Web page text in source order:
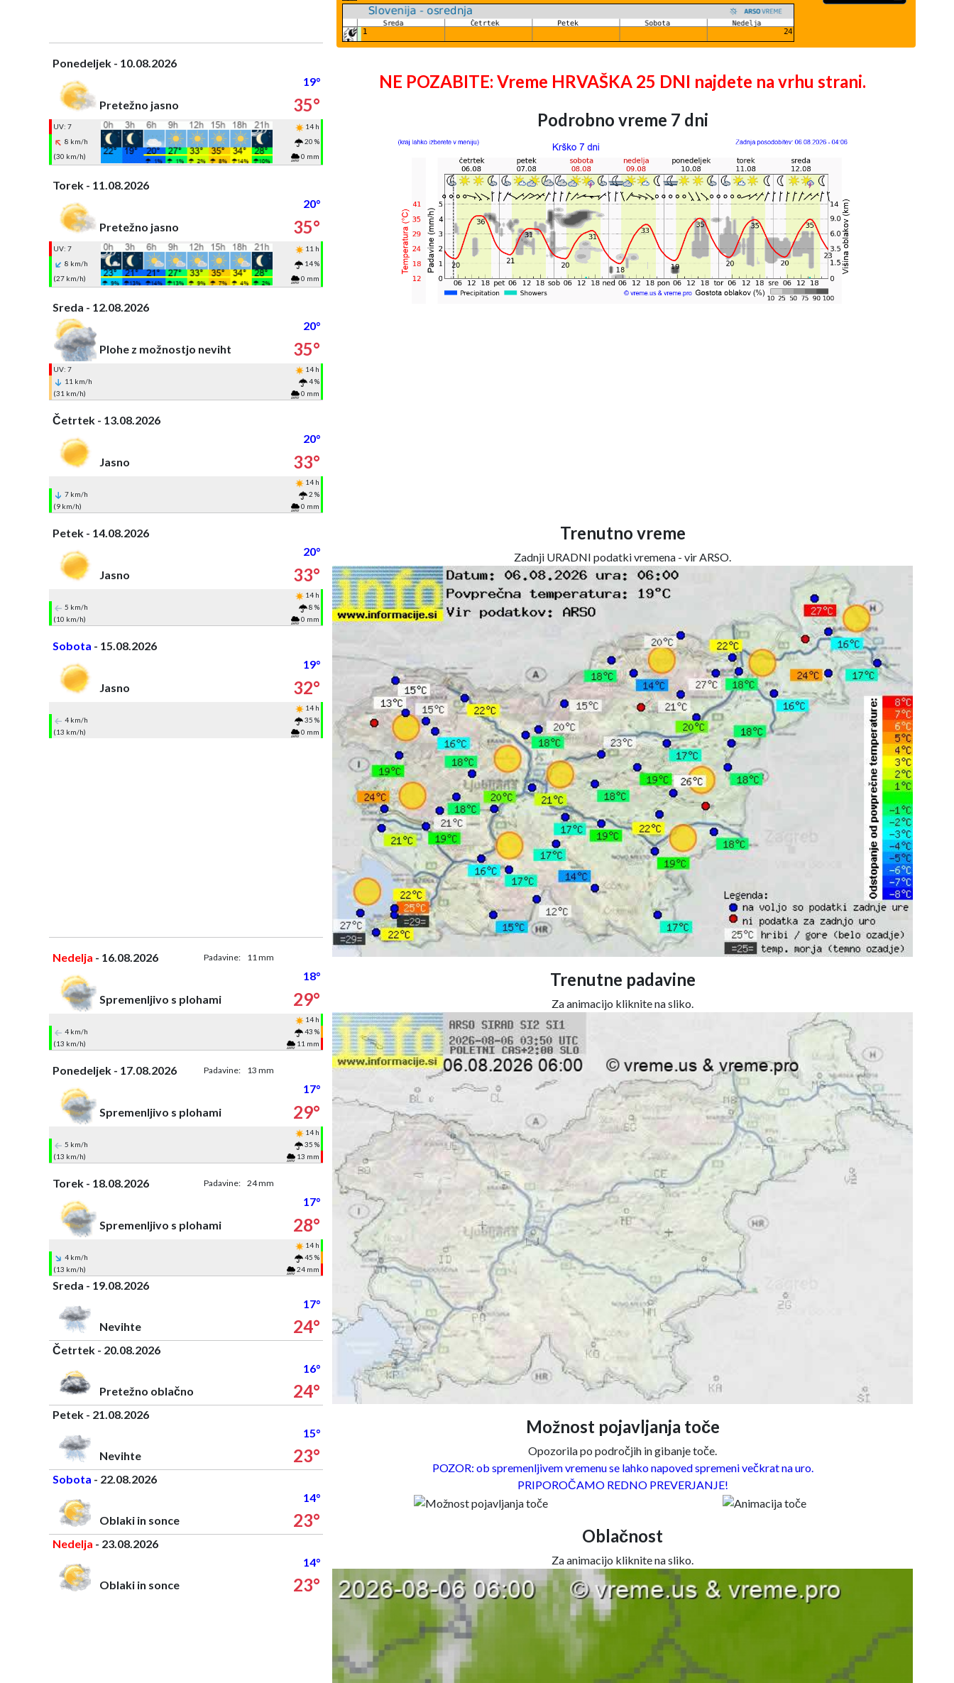
Ponedeljek - 10.08.2026
19°
Pretežno jasno
35°
UV: 7
14 h
8 km/h
20 %
(30 km/h)
0 mm
Torek - 11.08.2026
20°
Pretežno jasno
35°
UV: 7
11 h
8 km/h
14 %
(27 km/h)
0 mm
Sreda - 12.08.2026
20°
Plohe z možnostjo neviht
35°
UV: 7
14 h
11 km/h
4 %
(31 km/h)
0 mm
Četrtek - 13.08.2026
20°
Jasno
33°
14 h
7 km/h
2 %
(9 km/h)
0 mm
Petek - 14.08.2026
20°
Jasno
33°
14 h
5 km/h
8 %
(10 km/h)
0 mm
Sobota - 15.08.2026
19°
Jasno
32°
14 h
4 km/h
35 %
(13 km/h)
0 mm
Nedelja - 16.08.2026 Padavine: 11 mm
18°
Spremenljivo s plohami
29°
14 h
4 km/h
43 %
(13 km/h)
11 mm
Ponedeljek - 17.08.2026 Padavine: 13 mm
17°
Spremenljivo s plohami
29°
14 h
5 km/h
35 %
(13 km/h)
13 mm
Torek - 18.08.2026 Padavine: 24 mm
17°
Spremenljivo s plohami
28°
14 h
4 km/h
45 %
(13 km/h)
24 mm
Sreda - 19.08.2026
17°
Nevihte
24°
Četrtek - 20.08.2026
16°
Pretežno oblačno
24°
Petek - 21.08.2026
15°
Nevihte
23°
Sobota - 22.08.2026
14°
Oblaki in sonce
23°
Nedelja - 23.08.2026
14°
Oblaki in sonce
23°
NE POZABITE: Vreme HRVAŠKA 25 DNI najdete na vrhu strani.
Podrobno vreme 7 dni
Trenutno vreme
Zadnji URADNI podatki vremena - vir ARSO.
Trenutne padavine
Za animacijo kliknite na sliko.
Možnost pojavljanja toče
Opozorila po področjih in gibanje toče.
POZOR: ob spremenljivem vremenu se lahko napoved spremeni večkrat na uro.
PRIPOROČAMO REDNO PREVERJANJE!
Oblačnost
Za animacijo kliknite na sliko.